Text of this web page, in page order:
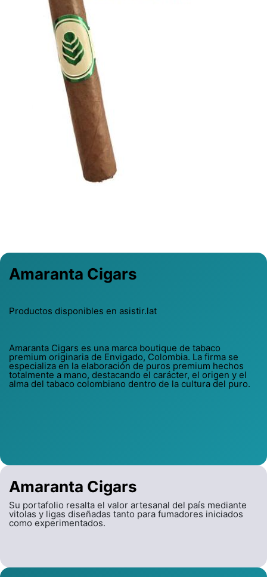
Amaranta Cigars
Su portafolio resalta el valor artesanal del país mediante
vitolas y ligas diseñadas tanto para fumadores iniciados
como experimentados.
Amaranta Cigars
Productos disponibles en asistir.lat
Amaranta Cigars es una marca boutique de tabaco
premium originaria de Envigado, Colombia. La firma se
especializa en la elaboración de puros premium hechos
totalmente a mano, destacando el carácter, el origen y el
alma del tabaco colombiano dentro de la cultura del puro.